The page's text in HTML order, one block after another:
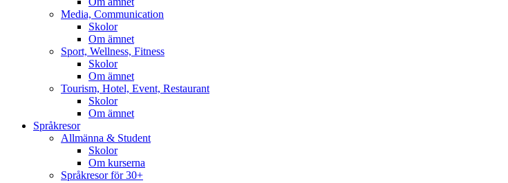
Media, Communication
Skolor
Om ämnet
Sport, Wellness, Fitness
Skolor
Om ämnet
Tourism, Hotel, Event, Restaurant
Skolor
Om ämnet
Språkresor
Allmänna & Student
Skolor
Om kurserna
Språkresor för 30+